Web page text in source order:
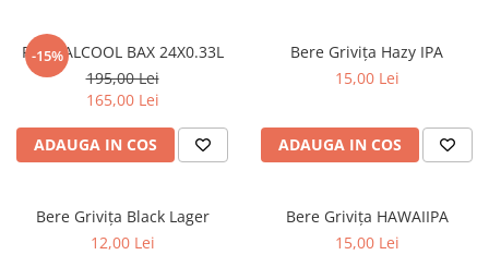
-15%
FĂRĂ ALCOOL BAX 24X0.33L
195,00 Lei
165,00 Lei
ADAUGA IN COS
Bere Grivița Hazy IPA
15,00 Lei
ADAUGA IN COS
Bere Grivița Black Lager
12,00 Lei
Bere Grivița HAWAIIPA
15,00 Lei